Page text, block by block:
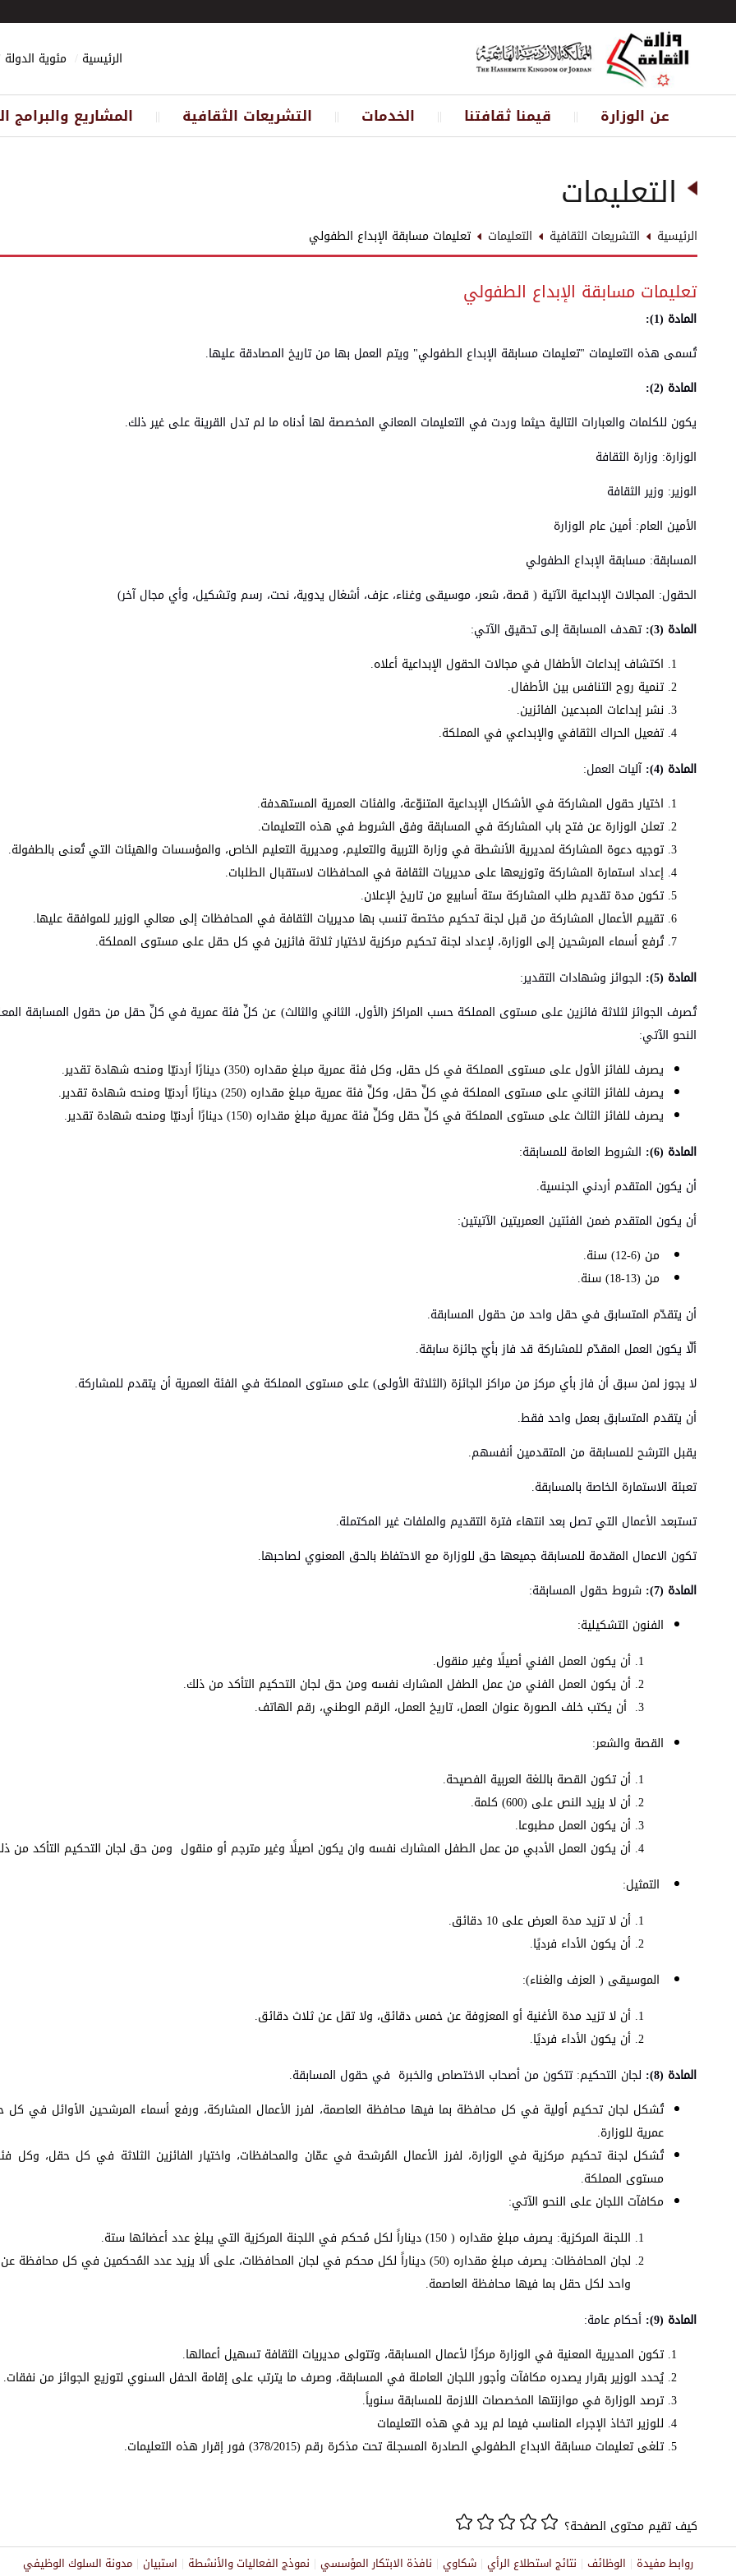
الرئيسية مئوية الدولة
عن الوزارة || قيمنا ثقافتنا || الخدمات || التشريعات الثقافية || المشاريع والبرامج
التعليمات
الرئيسية التشريعات الثقافية التعليمات تعليمات مسابقة الإبداع الطفولي
تعليمات مسابقة الإبداع الطفولي
المادة (1):
تُسمى هذه التعليمات "تعليمات مسابقة الإبداع الطفولي" ويتم العمل بها من تاريخ المصادقة عليها.
المادة (2):
يكون للكلمات والعبارات التالية حيثما وردت في التعليمات المعاني المخصصة لها أدناه ما لم تدل القرينة على غير ذلك.
الوزارة: وزارة الثقافة
الوزير: وزير الثقافة
الأمين العام: أمين عام الوزارة
المسابقة: مسابقة الإبداع الطفولي
الحقول: المجالات الإبداعية الآتية ( قصة، شعر، موسيقى وغناء، عزف، أشغال يدوية، نحت، رسم وتشكيل، وأي مجال آخر)
المادة (3):
تهدف المسابقة إلى تحقيق الآتي:
اكتشاف إبداعات الأطفال في مجالات الحقول الإبداعية أعلاه.
تنمية روح التنافس بين الأطفال.
نشر إبداعات المبدعين الفائزين.
تفعيل الحراك الثقافي والإبداعي في المملكة.
المادة (4):
آليات العمل:
اختيار حقول المشاركة في الأشكال الإبداعية المتنوّعة، والفئات العمرية المستهدفة.
تعلن الوزارة عن فتح باب المشاركة في المسابقة وفق الشروط في هذه التعليمات.
توجيه دعوة المشاركة لمديرية الأنشطة في وزارة التربية والتعليم، ومديرية التعليم الخاص، والمؤسسات والهيئات التي تُعنى بالطفولة.
إعداد استمارة المشاركة وتوزيعها على مديريات الثقافة في المحافظات لاستقبال الطلبات.
تكون مدة تقديم طلب المشاركة ستة أسابيع من تاريخ الإعلان.
تقييم الأعمال المشاركة من قبل لجنة تحكيم مختصة تنسب بها مديريات الثقافة في المحافظات إلى معالي الوزير للموافقة عليها.
تُرفع أسماء المرشحين إلى الوزارة، لإعداد لجنة تحكيم مركزية لاختيار ثلاثة فائزين في كل حقل على مستوى المملكة.
المادة (5):
الجوائز وشهادات التقدير:
تُصرف الجوائز لثلاثة فائزين على مستوى المملكة حسب المراكز (الأول، الثاني والثالث) عن كلِّ فئة عمرية في كلِّ حقل من حقول المسابقة
النحو الآتي:
يصرف للفائز الأول على مستوى المملكة في كل حقل، وكل فئة عمرية مبلغ مقداره (350) دينارًا أردنيّا ومنحه شهادة تقدير.
يصرف للفائز الثاني على مستوى المملكة في كلِّ حقل، وكلِّ فئة عمرية مبلغ مقداره (250) دينارًا أردنيّا ومنحه شهادة تقدير.
يصرف للفائز الثالث على مستوى المملكة في كلِّ حقل وكلِّ فئة عمرية مبلغ مقداره (150) دينارًا أردنيّا ومنحه شهادة تقدير.
المادة (6):
الشروط العامة للمسابقة:
أن يكون المتقدم أردني الجنسية.
أن يكون المتقدم ضمن الفئتين العمريتين الآتيتين:
من (6-12) سنة.
من (13-18) سنة.
أن يتقدّم المتسابق في حقل واحد من حقول المسابقة.
ألّا يكون العمل المقدّم للمشاركة قد فاز بأيّ جائزة سابقة.
لا يجوز لمن سبق أن فاز بأي مركز من مراكز الجائزة (الثلاثة الأولى) على مستوى المملكة في الفئة العمرية أن يتقدم للمشاركة.
أن يتقدم المتسابق بعمل واحد فقط.
يقبل الترشح للمسابقة من المتقدمين أنفسهم.
تعبئة الاستمارة الخاصة بالمسابقة.
تستبعد الأعمال التي تصل بعد انتهاء فترة التقديم والملفات غير المكتملة.
تكون الاعمال المقدمة للمسابقة جميعها حق للوزارة مع الاحتفاظ بالحق المعنوي لصاحبها.
المادة (7):
شروط حقول المسابقة:
الفنون التشكيلية:
أن يكون العمل الفني أصيلًا وغير منقول.
أن يكون العمل الفني من عمل الطفل المشارك نفسه ومن حق لجان التحكيم التأكد من ذلك.
أن يكتب خلف الصورة عنوان العمل، تاريخ العمل، الرقم الوطني، رقم الهاتف.
القصة والشعر:
أن تكون القصة باللغة العربية الفصيحة.
أن لا يزيد النص على (600) كلمة.
أن يكون العمل مطبوعا.
أن يكون العمل الأدبي من عمل الطفل المشارك نفسه وان يكون اصيلًا وغير مترجم أو منقول ومن حق لجان التحكيم التأكد من
التمثيل:
أن لا تزيد مدة العرض على 10 دقائق.
أن يكون الأداء فرديًا.
الموسيقى ( العزف والغناء):
أن لا تزيد مدة الأغنية أو المعزوفة عن خمس دقائق، ولا تقل عن ثلاث دقائق.
أن يكون الأداء فرديًا.
المادة (8):
لجان التحكيم: تتكون من أصحاب الاختصاص والخبرة في حقول المسابقة.
تُشكل لجان تحكيم أولية في كل محافظة بما فيها محافظة العاصمة، لفرز الأعمال المشاركة، ورفع أسماء المرشحين الأوائل في
عمرية للوزارة.
تُشكل لجنة تحكيم مركزية في الوزارة، لفرز الأعمال المُرشحة في عمّان والمحافظات، واختيار الفائزين الثلاثة في كل حقل، وكل
مستوى المملكة.
مكافآت اللجان على النحو الآتي:
اللجنة المركزية: يصرف مبلغ مقداره ( 150) ديناراً لكل مُحكم في اللجنة المركزية التي يبلغ عدد أعضائها ستة.
لجان المحافظات: يصرف مبلغ مقداره (50) ديناراً لكل محكم في لجان المحافظات، على ألا يزيد عدد المُحكمين في كل
واحد لكل حقل بما فيها محافظة العاصمة.
المادة (9):
أحكام عامة:
تكون المديرية المعنية في الوزارة مركزًا لأعمال المسابقة، وتتولى مديريات الثقافة تسهيل أعمالها.
يُحدد الوزير بقرار يصدره مكافآت وأجور اللجان العاملة في المسابقة، وصرف ما يترتب على إقامة الحفل السنوي لتوزيع الجوائز من نفقات.
ترصد الوزارة في موازنتها المخصصات اللازمة للمسابقة سنوياً.
للوزير اتخاذ الإجراء المناسب فيما لم يرد في هذه التعليمات
تلغى تعليمات مسابقة الابداع الطفولي الصادرة المسجلة تحت مذكرة رقم (378/2015) فور إقرار هذه التعليمات.
كيف تقيم محتوى الصفحة؟
روابط مفيدة الوظائف نتائج استطلاع الرأي شكاوي نافذة الابتكار المؤسسي نموذج الفعاليات والأنشطة استبيان مدونة السلوك الوظيفي